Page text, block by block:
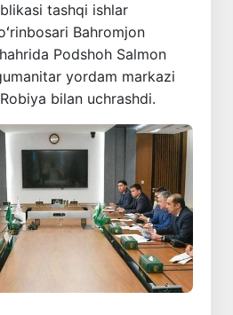
tashqi ishlar
Bahromjon
Podshoh Salmon
yordam markazi
bilan uchrashdi.